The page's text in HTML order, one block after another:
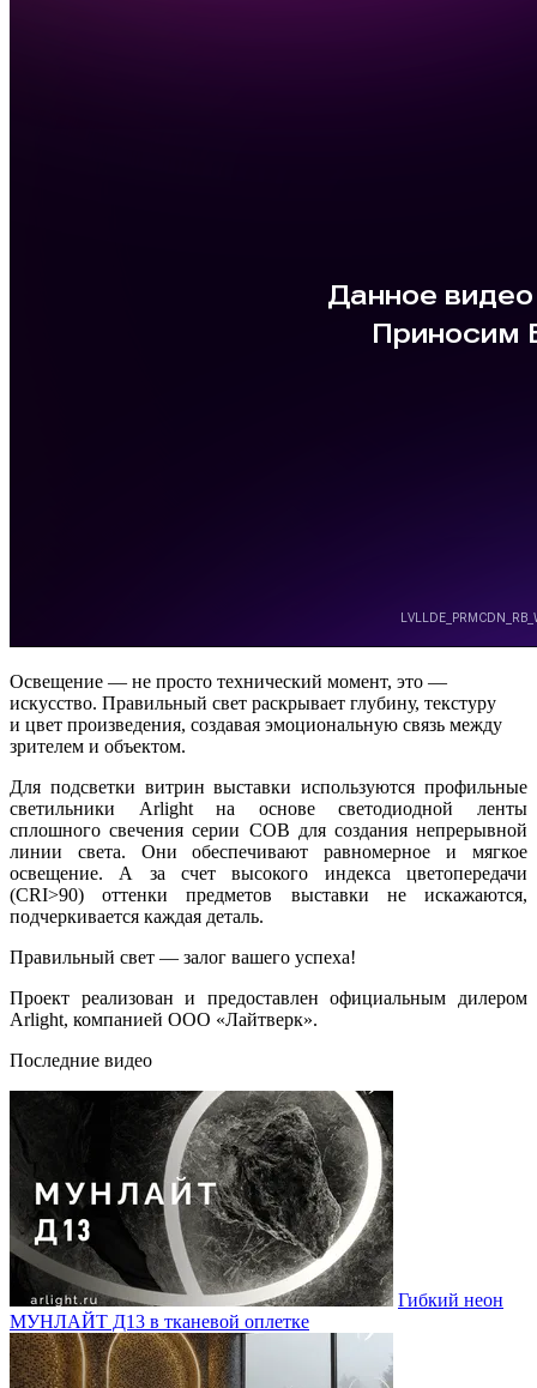
Освещение — не просто технический момент, это —
искусство. Правильный свет раскрывает глубину, текстуру
и цвет произведения, создавая эмоциональную связь между
зрителем и объектом.
Для подсветки витрин выставки используются профильные
светильники Arlight на основе светодиодной ленты
сплошного свечения серии COB для создания непрерывной
линии света. Они обеспечивают равномерное и мягкое
освещение. А за счет высокого индекса цветопередачи
(CRI>90) оттенки предметов выставки не искажаются,
подчеркивается каждая деталь.
Правильный свет — залог вашего успеха!
Проект реализован и предоставлен официальным дилером
Arlight, компанией ООО «Лайтверк».
Последние видео
Гибкий неон
МУНЛАЙТ Д13 в тканевой оплетке